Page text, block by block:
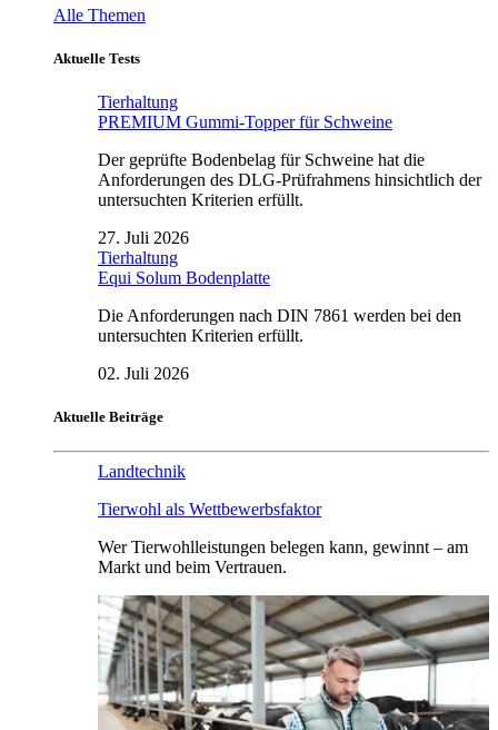
Alle Themen
Aktuelle Tests
Tierhaltung
PREMIUM Gummi-Topper für Schweine
Der geprüfte Bodenbelag für Schweine hat die
Anforderungen des DLG-Prüfrahmens hinsichtlich der
untersuchten Kriterien erfüllt.
27. Juli 2026
Tierhaltung
Equi Solum Bodenplatte
Die Anforderungen nach DIN 7861 werden bei den
untersuchten Kriterien erfüllt.
02. Juli 2026
Aktuelle Beiträge
Landtechnik
Tierwohl als Wettbewerbsfaktor
Wer Tierwohlleistungen belegen kann, gewinnt – am
Markt und beim Vertrauen.